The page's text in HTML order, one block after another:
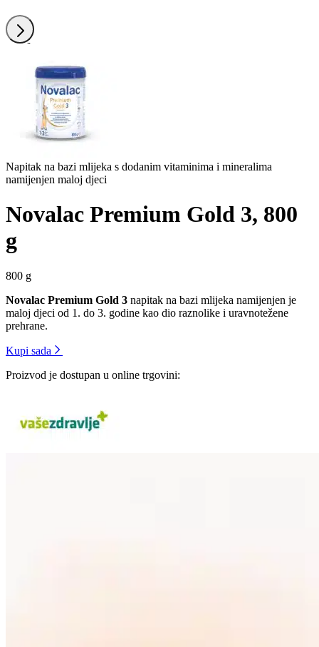
Dalje
Napitak na bazi mlijeka s dodanim vitaminima i mineralima
namijenjen maloj djeci
Novalac Premium Gold 3, 800
g
800 g
Novalac Premium Gold 3 napitak na bazi mlijeka namijenjen je
maloj djeci od 1. do 3. godine kao dio raznolike i uravnotežene
prehrane.
Kupi sada
Proizvod je dostupan u online trgovini: